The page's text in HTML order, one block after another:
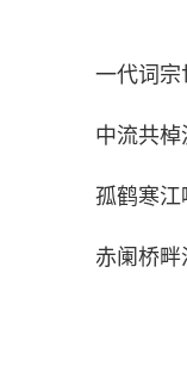
一代词宗
中流共棹
孤鹤寒江
赤阑桥畔